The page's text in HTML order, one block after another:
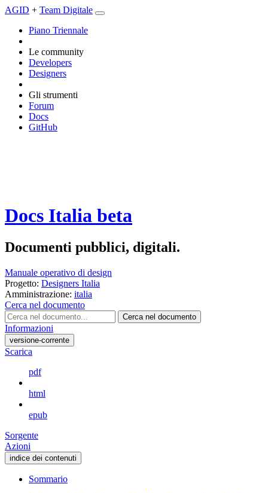
AGID + Team Digitale
Piano Triennale
Le community
Developers
Designers
Gli strumenti
Forum
Docs
GitHub
Docs Italia beta
Documenti pubblici, digitali.
Manuale operativo di design
Progetto: Designers Italia
Amministrazione: italia
Cerca nel documento
Cerca nel documento
Informazioni
versione-corrente
Scarica
pdf
html
epub
Sorgente
Azioni
indice dei contenuti
Sommario